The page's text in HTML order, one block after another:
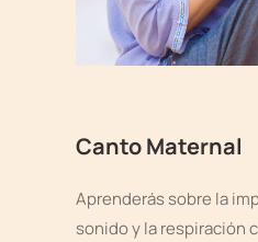
Canto Maternal
Aprenderás sobre la
sonido y la respiración